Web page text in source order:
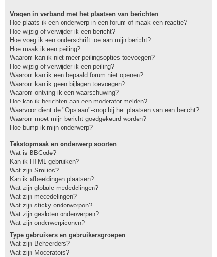
Vragen in verband met het plaatsen van berichten
Hoe plaats ik een onderwerp in een forum of maak een reactie?
Hoe wijzig of verwijder ik een bericht?
Hoe voeg ik een onderschrift toe aan mijn bericht?
Hoe maak ik een peiling?
Waarom kan ik niet meer peilingsopties toevoegen?
Hoe wijzig of verwijder ik een peiling?
Waarom kan ik een bepaald forum niet openen?
Waarom kan ik geen bijlagen toevoegen?
Waarom ontving ik een waarschuwing?
Hoe kan ik berichten aan een moderator melden?
Waarvoor dient de "Opslaan"-knop bij het plaatsen van een bericht?
Waarom moet mijn bericht goedgekeurd worden?
Hoe bump ik mijn onderwerp?
Tekstopmaak en onderwerp soorten
Wat is BBCode?
Kan ik HTML gebruiken?
Wat zijn Smilies?
Kan ik afbeeldingen plaatsen?
Wat zijn globale mededelingen?
Wat zijn mededelingen?
Wat zijn sticky onderwerpen?
Wat zijn gesloten onderwerpen?
Wat zijn onderwerpiconen?
Type gebruikers en gebruikersgroepen
Wat zijn Beheerders?
Wat zijn Moderators?